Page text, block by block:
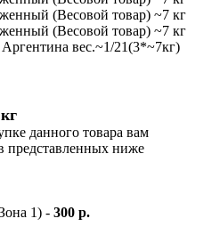
вес.~1/21(3*~7кг)
данного товара вам
представленных ниже
1) - 300 р.